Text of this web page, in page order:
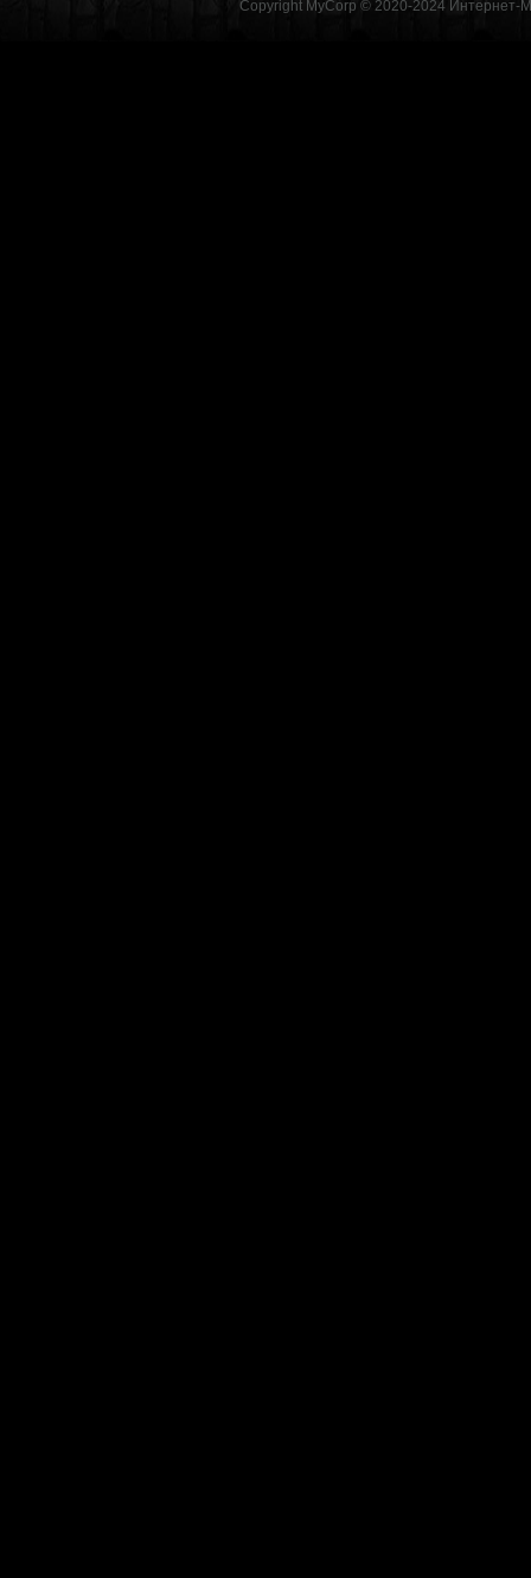
Copyright MyCorp © 2020-2024 Интернет-